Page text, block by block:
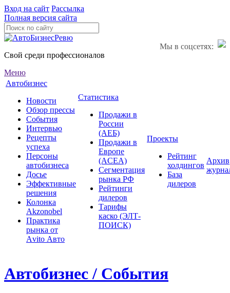
Вход на сайт Рассылка
Полная версия сайта
Мы в соцсетях:
Свой среди профессионалов
Меню
Автобизнес
Новости
Обзор прессы
События
Интервью
Рецепты
успеха
Персоны
автобизнеса
Досье
Эффективные
решения
Колонка
Akzonobel
Практика
рынка от
Аvito Авто
Статистика
Продажи в
России
(АЕБ)
Продажи в
Европе
(ACEA)
Сегментация
рынка РФ
Рейтинги
дилеров
Тарифы
каско (ЭЛТ-
ПОИСК)
Проекты
Рейтинг
холдингов
База
дилеров
Архив
Автобизнес / События